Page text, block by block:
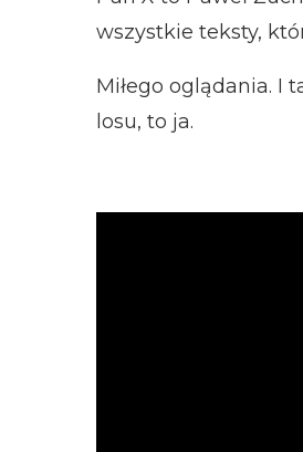
wszystkie teksty,
Miłego oglądania. I
losu, to ja.